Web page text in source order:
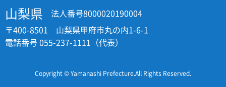
山梨県
法人番号8000020190004
〒400-8501 山梨県甲府市丸の内1-6-1
電話番号 055-237-1111（代表）
Copyright © Yamanashi Prefecture.All Rights Reserved.